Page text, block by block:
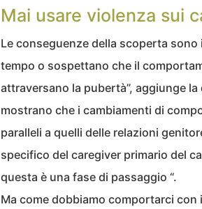
Mai usare violenza sui
Le conseguenze della scoperta
tempo o sospettano che il
attraversano la pubertà”, aggiunge
mostrano che i cambiamenti di
paralleli a quelli delle relazioni
specifico del caregiver primario del
questa è una fase di passaggio “.
Ma come dobbiamo comportarci con